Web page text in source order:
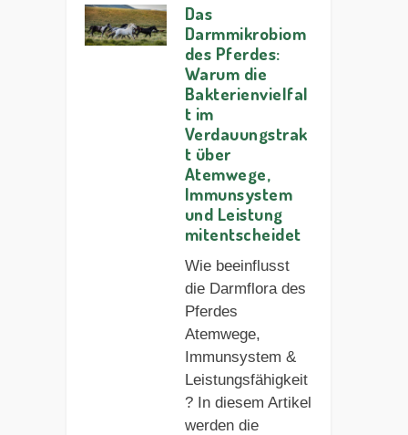
Das
Darmmikrobiom
des Pferdes:
Warum die
Bakterienvielfal
t im
Verdauungstrak
t über
Atemwege,
Immunsystem
und Leistung
mitentscheidet
Wie beeinflusst
die Darmflora des
Pferdes
Atemwege,
Immunsystem &
Leistungsfähigkeit
? In diesem Artikel
werden die